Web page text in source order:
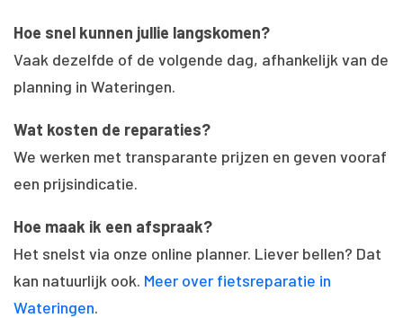
Hoe snel kunnen jullie langskomen?
Vaak dezelfde of de volgende dag, afhankelijk van de
planning in Wateringen.
Wat kosten de reparaties?
We werken met transparante prijzen en geven vooraf
een prijsindicatie.
Hoe maak ik een afspraak?
Het snelst via onze online planner. Liever bellen? Dat
kan natuurlijk ook. Meer over fietsreparatie in
Wateringen.